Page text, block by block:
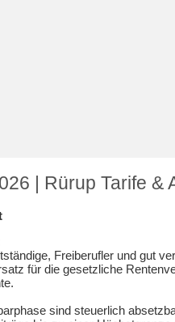
| Rürup Tarife &
Freiberufler und gut
für die gesetzliche
sind steuerlich